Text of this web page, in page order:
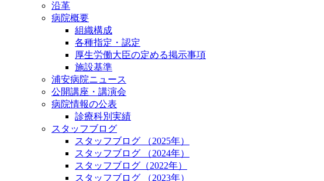
沿革
病院概要
組織構成
各種指定・認定
厚生労働大臣の定める掲示事項
施設基準
浦安病院ニュース
公開講座・講演会
病院情報の公表
診療科別実績
スタッフブログ
スタッフブログ （2025年）
スタッフブログ （2024年）
スタッフブログ（2022年）
スタッフブログ （2023年）